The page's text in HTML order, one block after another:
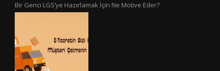
Bir Genci LGS’ye Hazırlamak İçin Ne Motive Eder?